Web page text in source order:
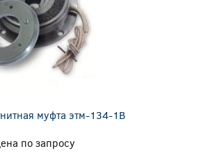
муфта этм-134-1В
по запросу